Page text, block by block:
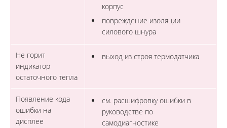
корпус
повреждение изоляции
силового шнура
Не горит
индикатор
остаточного тепла
выход из строя термодатчика
Появление кода
ошибки на
дисплее
см. расшифровку ошибки в
руководстве по
самодиагностике